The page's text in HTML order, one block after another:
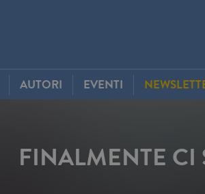
AUTORI EVENTI
FINALMENTE CI